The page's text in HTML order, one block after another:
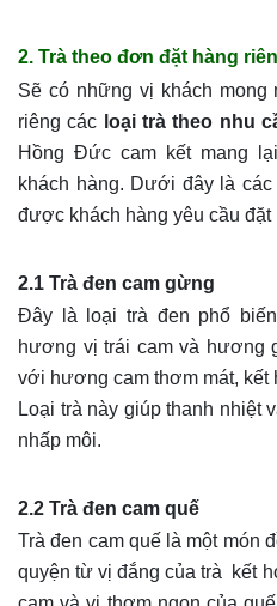
2. Trà theo đơn đặt hàng
Sẽ có những vị khách
riêng các loại trà theo nhu
Hồng Đức cam kết mang
khách hàng. Dưới đây là
được khách hàng yêu cầu đặt
2.1 Trà đen cam gừng
Đây là loại trà đen phổ
hương vị trái cam và hương
với hương cam thơm mát,
Loại trà này giúp thanh nhiệt
nhấp môi.
2.2 Trà đen cam quế
Trà đen cam quế là một món
quyện từ vị đắng của trà kết